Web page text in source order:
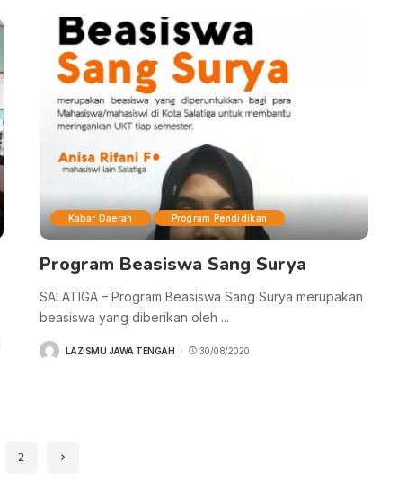
Kabar Daerah Program Pendidikan
Program Beasiswa Sang Surya
SALATIGA – Program Beasiswa Sang Surya merupakan
beasiswa yang diberikan oleh ...
POSTEDLAZISMU JAWA TENGAH 30/08/2020
2